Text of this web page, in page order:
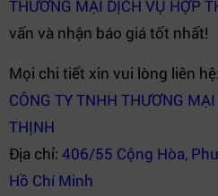
THƯƠNG MẠI DỊCH VỤ HỢP
vấn và nhận báo giá tốt nhất!
Mọi chi tiết xin vui lòng liên hệ:
CÔNG TY TNHH THƯƠNG
THỊNH
Địa chỉ: 406/55 Cộng Hòa,
Hồ Chí Minh